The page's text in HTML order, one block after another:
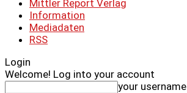
Mittler Report Verlag
Information
Mediadaten
RSS
Login
Welcome! Log into your account
your username